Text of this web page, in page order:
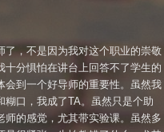
，不是因为我对这个职业的崇敬
分惧怕在讲台上回答不了学生的
到一个好导师的重要性。虽然我
口，我成了TA。虽然只是个助
的感觉，尤其带实验课。虽然多